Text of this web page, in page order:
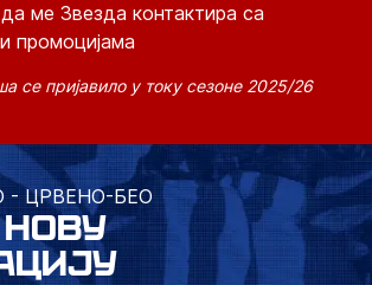
ме Звезда контактира са
промоцијама
се пријавило у току сезоне 2025/26
- ЦРВЕНО-БЕО